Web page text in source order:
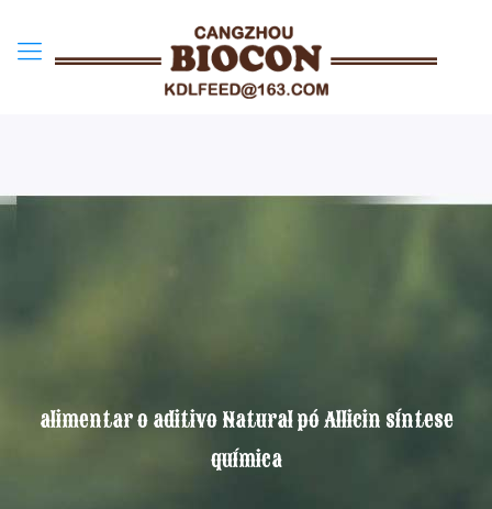
alimentar o aditivo Natural pó Allicin síntese
química